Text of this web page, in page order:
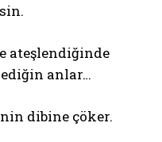
ateşlendiğinde
anlar…
dibine çöker.